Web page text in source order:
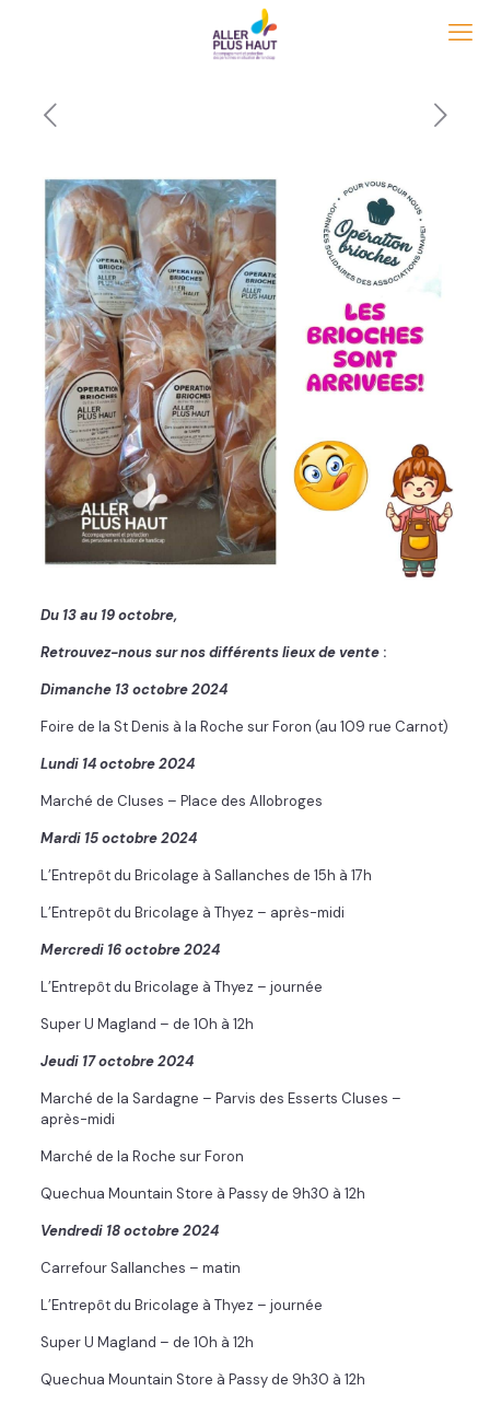
Du 13 au 19 octobre,
Retrouvez-nous sur nos différents lieux de vente:
Dimanche 13 octobre 2024
Foire de la St Denis à la Roche sur Foron (au 109 rue Carnot)
Lundi 14 octobre 2024
Marché de Cluses – Place des Allobroges
Mardi 15 octobre 2024
L’Entrepôt du Bricolage à Sallanches de 15h à 17h
L’Entrepôt du Bricolage à Thyez – après-midi
Mercredi 16 octobre 2024
L’Entrepôt du Bricolage à Thyez – journée
Super U Magland – de 10h à 12h
Jeudi 17 octobre 2024
Marché de la Sardagne – Parvis des Esserts Cluses –
après-midi
Marché de la Roche sur Foron
Quechua Mountain Store à Passy de 9h30 à 12h
Vendredi 18 octobre 2024
Carrefour Sallanches – matin
L’Entrepôt du Bricolage à Thyez – journée
Super U Magland – de 10h à 12h
Quechua Mountain Store à Passy de 9h30 à 12h